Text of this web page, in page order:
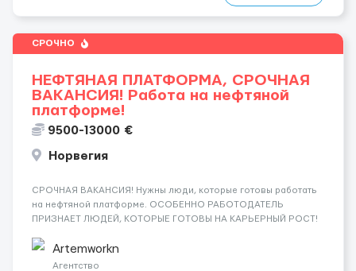
СРОЧНО
НЕФТЯНАЯ ПЛАТФОРМА, СРОЧНАЯ
ВАКАНСИЯ! Работа на нефтяной
платформе!
9500-13000 €
Норвегия
СРОЧНАЯ ВАКАНСИЯ! Нужны люди, которые готовы работать
на нефтяной платформе. ОСОБЕННО РАБОТОДАТЕЛЬ
ПРИЗНАЕТ ЛЮДЕЙ, КОТОРЫЕ ГОТОВЫ НА КАРЬЕРНЫЙ РОСТ!
сварщика, Помощник механика ( стыковка метала, зачистка
метала, подготовка рабочего места и т....
Artemworkn
Агентство